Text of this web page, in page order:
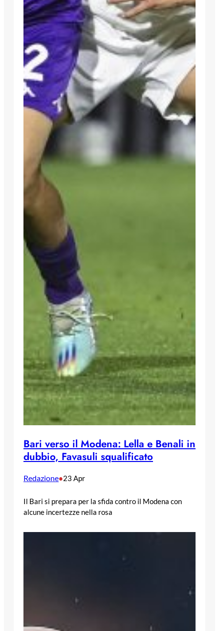
Bari verso il Modena: Lella e Benali in
dubbio, Favasuli squalificato
Redazione•23 Apr
Il Bari si prepara per la sfida contro il Modena con
alcune incertezze nella rosa